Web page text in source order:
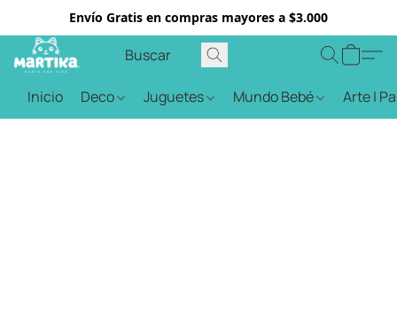
Envío Gratis en compras mayores a $3.000
Inicio Deco Juguetes Mundo Bebé Arte |